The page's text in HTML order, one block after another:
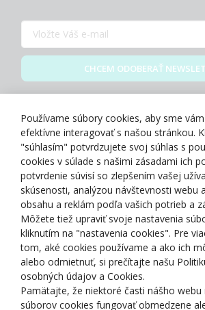
CHCEM ODOBERAŤ
O NÁS
NAKUPOVANIE
ZÁKAZNÍCKA ZÓNA
NAŠE OCENENIA
Používame súbory cookies, aby sme
efektívne interagovať s našou stránkou.
"súhlasím" potvrdzujete svoj súhlas s
cookies v súlade s našimi zásadami ich
potvrdenie súvisí so zlepšením vašej
skúsenosti, analýzou návštevnosti webu
obsahu a reklám podľa vašich potrieb a
Môžete tiež upraviť svoje nastavenia
kliknutím na "nastavenia cookies". Pre
tom, aké cookies používame a ako ich
alebo odmietnuť, si prečítajte našu
osobných údajov a Cookies.
Pamätajte, že niektoré časti nášho webu
súborov cookies fungovať obmedzene